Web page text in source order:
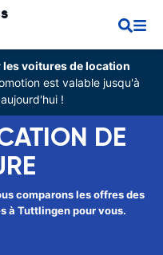
voitures de location
est valable jusqu'à
!
DE
comparons les offres des
à Tuttlingen pour vous.